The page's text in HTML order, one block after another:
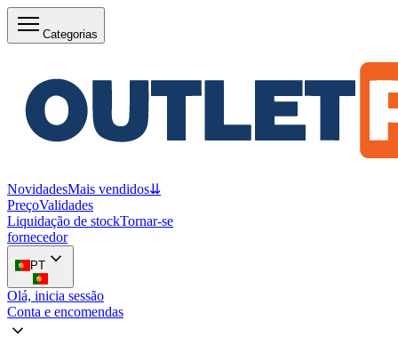
Categorias
NovidadesMais vendidos⇊
PreçoValidades
Liquidação de stockTornar-se
fornecedor
PT
Olá, inicia sessão
Conta e encomendas